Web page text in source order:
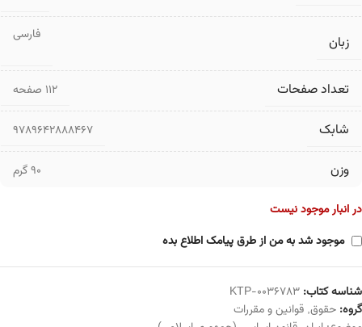
زبان فارسی
تعداد صفحات ۱۱۲ صفحه
شابک 9789642888467
وزن 90 گرم
در انبار موجود نیست
موجود شد به من از طرق پیامک اطلاع بده
شناسه کتاب: KTP-0036783
گروه: حقوق, قوانین و مقررات